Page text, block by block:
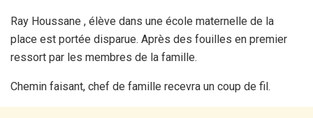
Ray Houssane , élève dans une école maternelle de la
place est portée disparue. Après des fouilles en premier
ressort par les membres de la famille.
Chemin faisant, chef de famille recevra un coup de fil.